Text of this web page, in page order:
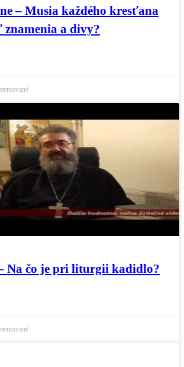
– Musia každého kresťana
znamenia a divy?
Na čo je pri liturgii kadidlo?